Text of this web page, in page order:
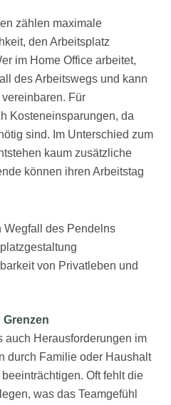
zählen maximale
den Arbeitsplatz
im Home Office arbeitet,
des Arbeitswegs und kann
Für
Kosteneinsparungen, da
sind. Im Unterschied zum
kaum zusätzliche
können ihren Arbeitstag
Wegfall des Pendelns
von Privatleben und
auch Herausforderungen im
durch Familie oder Haushalt
Oft fehlt die
was das Teamgefühl